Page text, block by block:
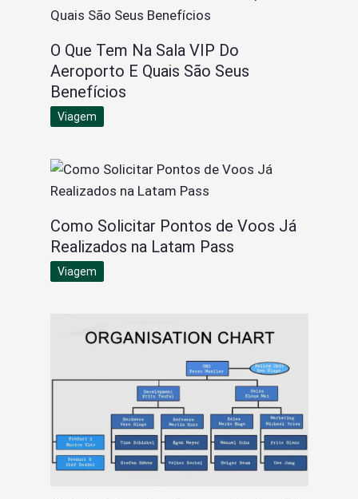
O Que Tem Na Sala VIP Do
Aeroporto E Quais São Seus
Benefícios
Viagem
Como Solicitar Pontos de Voos Já
Realizados na Latam Pass
Viagem